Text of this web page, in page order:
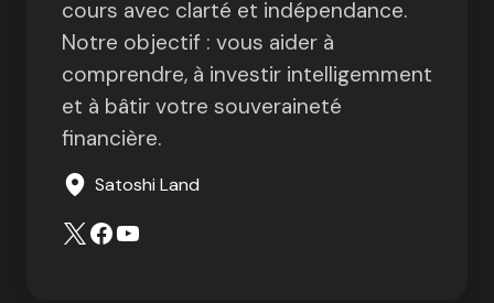
cours avec clarté et indépendance.
Notre objectif : vous aider à
comprendre, à investir intelligemment
et à bâtir votre souveraineté
financière.
Satoshi Land